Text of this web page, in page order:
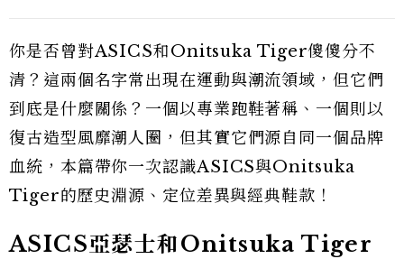
你是否曾對ASICS和Onitsuka Tiger傻傻分不
清？這兩個名字常出現在運動與潮流領域，但它們
到底是什麼關係？一個以專業跑鞋著稱、一個則以
復古造型風靡潮人圈，但其實它們源自同一個品牌
血統，本篇帶你一次認識ASICS與Onitsuka
Tiger的歷史淵源、定位差異與經典鞋款！
ASICS亞瑟士和Onitsuka Tiger